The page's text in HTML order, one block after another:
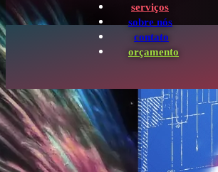
serviços
sobre nós
contato
orçamento